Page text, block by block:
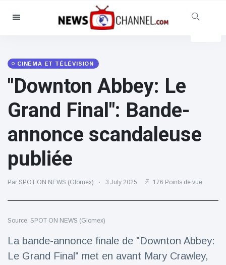
Catégories
Social et amusant
Cinéma et télévision
(81)
Célébrités
(13938)
Mode et beauté
(122)
Nourriture et boissons
Jeux
(160)
Santé et forme physique
(73)
Voyage et aventure
(77)
CINÉMA ET TÉLÉVISION
"Downton Abbey: Le
Grand Final": Bande-
annonce scandaleuse
publiée
Par SPOT ON NEWS (Glomex) 3 July 2025 176 Points de vue
Source: SPOT ON NEWS (Glomex)
La bande-annonce finale de "Downton Abbey:
Le Grand Final" met en avant Mary Crawley,